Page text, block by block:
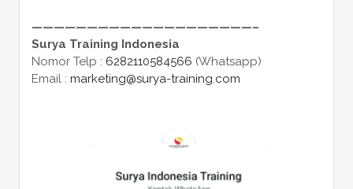
————————————————————–
Surya Training Indonesia
Nomor Telp : 6282110584566 (Whatsapp)
Email : marketing@surya-training.com